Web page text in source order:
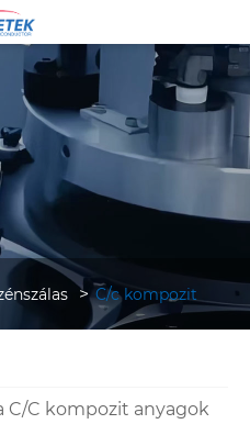
C/c kompozit
C/C kompozit anyagok